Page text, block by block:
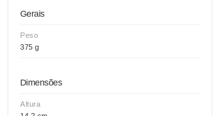
Gerais
Peso
375 g
Dimensões
Altura